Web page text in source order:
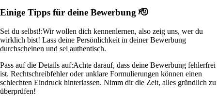
Einige Tipps für deine Bewerbung 🫡
Sei du selbst!:Wir wollen dich kennenlernen, also zeig uns, wer du
wirklich bist! Lass deine Persönlichkeit in deiner Bewerbung
durchscheinen und sei authentisch.
Pass auf die Details auf:Achte darauf, dass deine Bewerbung fehlerfrei
ist. Rechtschreibfehler oder unklare Formulierungen können einen
schlechten Eindruck hinterlassen. Nimm dir die Zeit, alles gründlich zu
überprüfen!